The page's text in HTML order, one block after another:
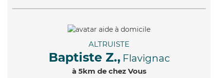
ALTRUISTE
Baptiste Z., Flavignac
à 5km de chez Vous